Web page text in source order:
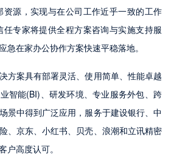
资源，实现与在公司工作近乎一致的工作
专家将提供全程方案咨询与实施支持服
急在家办公协作方案快速平稳落地。
方案具有部署灵活、使用简单、性能卓越
智能(BI)、研发环境、专业服务外包、跨
景中得到广泛应用，服务于建设银行、中
、京东、小红书、贝壳、浪潮和立讯精密
户高度认可。